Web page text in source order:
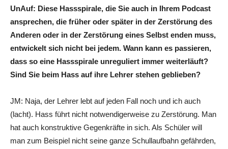
UnAuf: Diese Hassspirale, die Sie auch in Ihrem Podcast
ansprechen, die früher oder später in der Zerstörung des
Anderen oder in der Zerstörung eines Selbst enden muss,
entwickelt sich nicht bei jedem. Wann kann es passieren,
dass so eine Hassspirale unreguliert immer weiterläuft?
Sind Sie beim Hass auf ihre Lehrer stehen geblieben?
JM: Naja, der Lehrer lebt auf jeden Fall noch und ich auch
(lacht). Hass führt nicht notwendigerweise zu Zerstörung. Man
hat auch konstruktive Gegenkräfte in sich. Als Schüler will
man zum Beispiel nicht seine ganze Schullaufbahn gefährden,